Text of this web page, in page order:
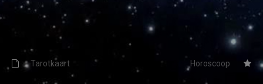
Schorpioen
Boogschutter
Steenbok
Sluit menu
CONTACT
Tarotkaart Horoscoop